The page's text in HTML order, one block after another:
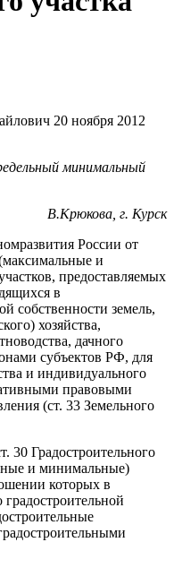
20 ноября 2012
минимальный
В.Крюкова, г. Курск
России от
и
предоставляемых
в
собственности земель,
хозяйства,
дачного
субъектов РФ, для
и индивидуального
правовыми
(ст. 33 Земельного
30 Градостроительного
и минимальные)
которых в
градостроительной